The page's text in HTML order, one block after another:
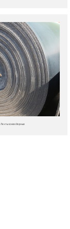
Ленты конвейерные